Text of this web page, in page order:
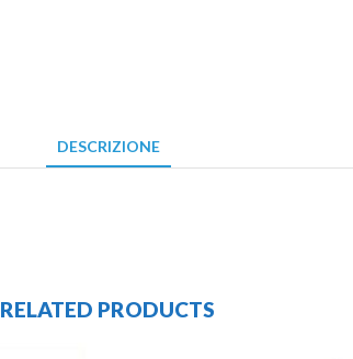
DESCRIZIONE
RELATED PRODUCTS